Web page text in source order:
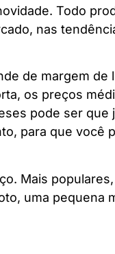
Todo
nas
de margem
os preços
pode ser
para que você
Mais
uma pequena